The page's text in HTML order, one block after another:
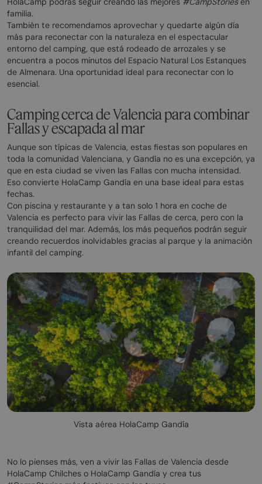
familia.
También te recomendamos aprovechar y quedarte algún día
más para reconectar con la naturaleza en el espectacular
entorno del camping, que está rodeado de arrozales y se
encuentra a pocos minutos del Espacio Natural Los Estanques
de Almenara. Una oportunidad ideal para reconectar con lo
esencial.
Camping cerca de Valencia para combinar
Fallas y escapada al mar
Aunque son típicas de Valencia, estas fiestas son populares en
toda la comunidad Valenciana, y Gandía no es una excepción, ya
que en esta ciudad se viven las Fallas con mucha intensidad.
Eso convierte HolaCamp Gandía en una base ideal para estas
fechas.
Con piscina y restaurante y a tan solo 1 hora en coche de
Valencia es perfecto para vivir las Fallas de cerca, pero con la
tranquilidad del mar. Además, los más pequeños podrán seguir
creando recuerdos inolvidables gracias al parque y la animación
infantil del camping.
Vista aérea HolaCamp Gandía
No lo pienses más, ven a vivir las Fallas de Valencia desde
HolaCamp Chilches o HolaCamp Gandía y crea tus